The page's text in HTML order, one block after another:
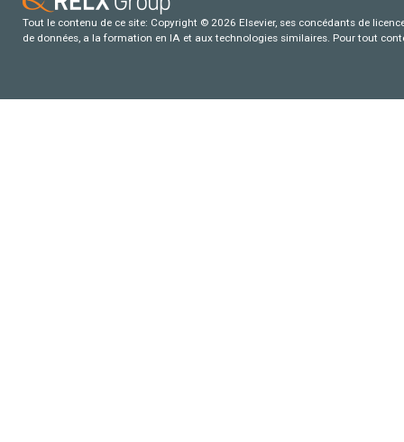
Tout le contenu de ce site: Copyright © 2026 Elsevier, ses concédants de
de données, a la formation en IA et aux technologies similaires. Pour tout